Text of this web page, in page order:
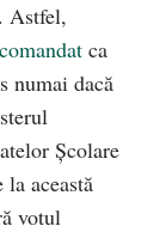
Astfel,
ca
numai dacă
Şcolare
această
votul